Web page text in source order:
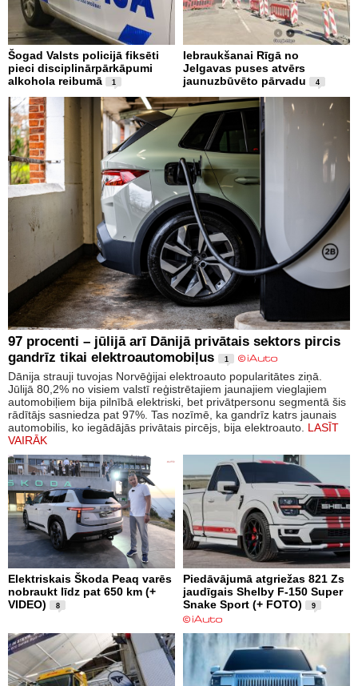
Šogad Valsts policijā fiksēti
pieci disciplinārpārkāpumi
alkohola reibumā
1
Iebraukšanai Rīgā no
Jelgavas puses atvērs
jaunuzbūvēto pārvadu
4
97 procenti – jūlijā arī Dānijā privātais sektors pircis
gandrīz tikai elektroautomobiļus
1
Dānija strauji tuvojas Norvēģijai elektroauto popularitātes ziņā.
Jūlijā 80,2% no visiem valstī reģistrētajiem jaunajiem vieglajiem
automobiļiem bija pilnībā elektriski, bet privātpersonu segmentā šis
rādītājs sasniedza pat 97%. Tas nozīmē, ka gandrīz katrs jaunais
automobilis, ko iegādājās privātais pircējs, bija elektroauto. LASĪT
VAIRĀK
Elektriskais Škoda Peaq varēs
nobraukt līdz pat 650 km (+
VIDEO)
8
Piedāvājumā atgriežas 821 Zs
jaudīgais Shelby F-150 Super
Snake Sport (+ FOTO)
9